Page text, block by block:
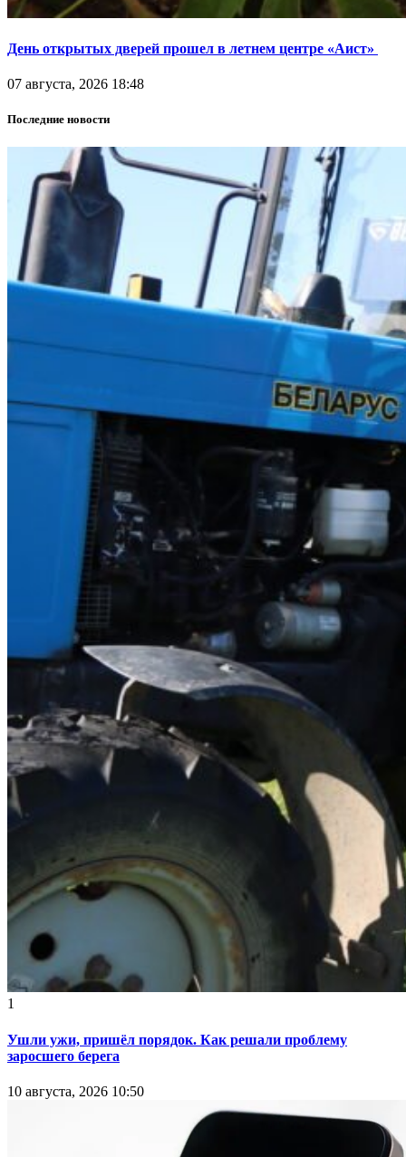
День открытых дверей прошел в летнем центре «Аист»
07 августа, 2026 18:48
Последние новости
1
Ушли ужи, пришёл порядок. Как решали проблему
заросшего берега
10 августа, 2026 10:50